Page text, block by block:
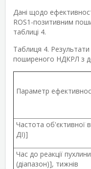
Дані щодо
ROS1-позитивним
таблиці 4.
Таблиця 4.
поширеного НДКРЛ з
Параметр
Частота об'єктивної
ДІ)]
Час до реакції
(діапазон)], тижнів